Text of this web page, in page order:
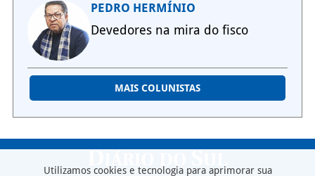
PEDRO HERMÍNIO
Devedores na mira do fisco
MAIS COLUNISTAS
Utilizamos cookies e tecnologia para aprimorar sua